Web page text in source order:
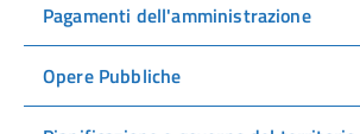
Pagamenti dell'amministrazione
Opere Pubbliche